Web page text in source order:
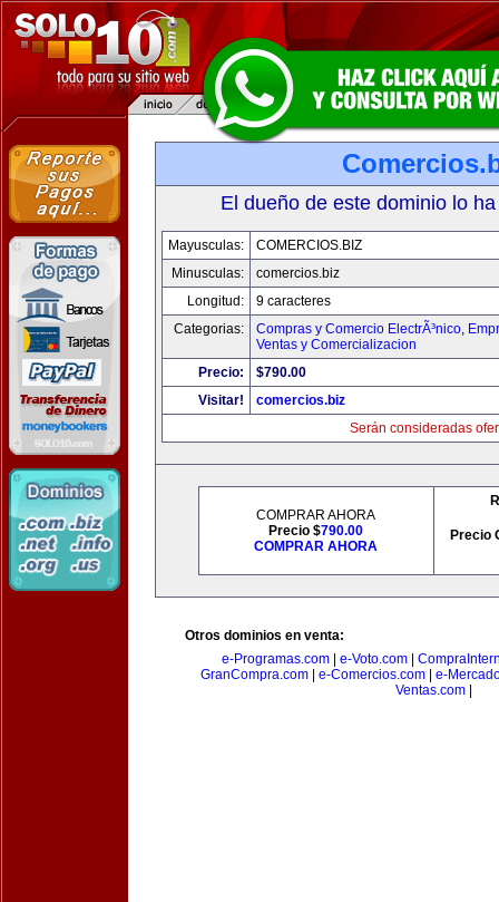
El dueño de este dominio lo
Mayusculas:
COMERCIOS.BIZ
Minusculas:
comercios.biz
Longitud:
9 caracteres
Categorias:
Compras y Comercio ElectrÃ³nico,
Ventas y Comercializacion
Precio:
$790.00
Visitar!
comercios.biz
Serán consideradas
COMPRAR AHORA
Precio $790.00
COMPRAR AHORA
Precio
Otros dominios en venta:
e-Programas.com
e-Voto.com
GranCompra.com
e-Comercios.com
e-
Ventas.com|